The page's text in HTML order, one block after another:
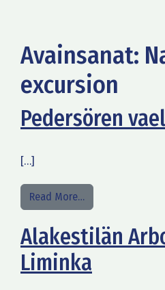
Avainsanat:
excursion
Pedersören
[…]
Read More…from Pedersören
Alakestilän
Liminka